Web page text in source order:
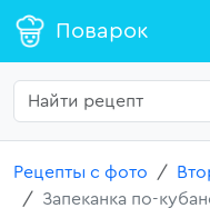
Поварок
Рецепты с фото
Запеканка по-